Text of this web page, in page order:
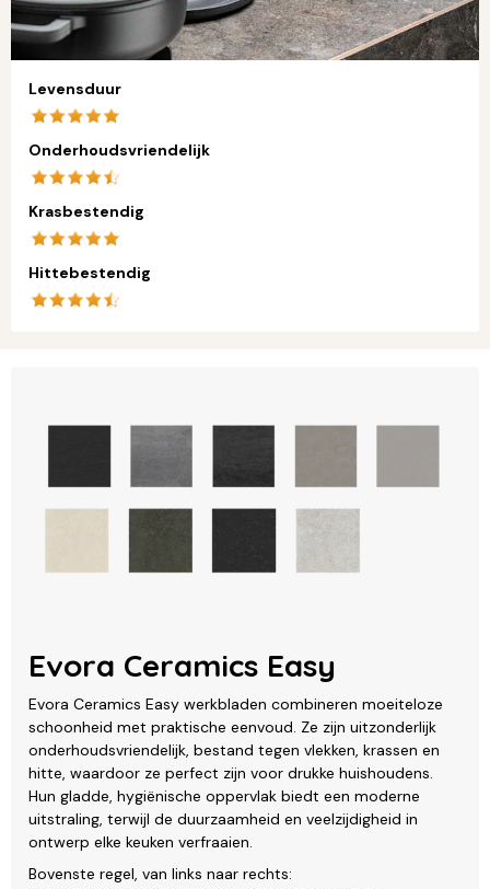
Levensduur
Onderhoudsvriendelijk
Krasbestendig
Hittebestendig
Evora Ceramics Easy
Evora Ceramics Easy werkbladen combineren moeiteloze
schoonheid met praktische eenvoud. Ze zijn uitzonderlijk
onderhoudsvriendelijk, bestand tegen vlekken, krassen en
hitte, waardoor ze perfect zijn voor drukke huishoudens.
Hun gladde, hygiënische oppervlak biedt een moderne
uitstraling, terwijl de duurzaamheid en veelzijdigheid in
ontwerp elke keuken verfraaien.
Bovenste regel, van links naar rechts: